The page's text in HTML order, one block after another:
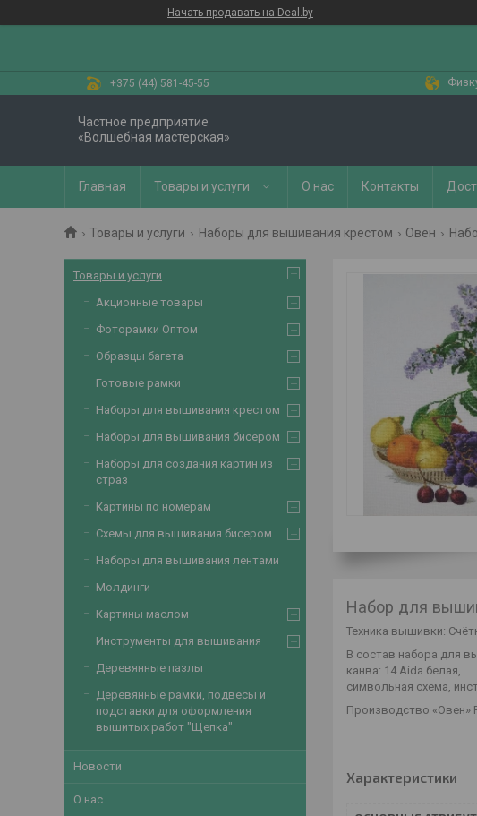
Начать продавать на Deal.by
+375 (44) 581-45-55
Частное предприятие
«Волшебная мастерская»
Главная Товары и услуги О нас Контакты
Товары и услуги Наборы для вышивания крестом Овен
Набор для
Техника вышивки:
В состав набора для
канва: 14 Aida белая,
символьная схема,
Производство «Овен»
Характеристики
Товары и услуги
Акционные товары
Фоторамки Оптом
Образцы багета
Готовые рамки
Наборы для вышивания крестом
Наборы для вышивания бисером
Наборы для создания картин из
страз
Картины по номерам
Схемы для вышивания бисером
Наборы для вышивания лентами
Молдинги
Картины маслом
Инструменты для вышивания
Деревянные пазлы
Деревянные рамки, подвесы и
подставки для оформления
вышитых работ "Щепка"
Новости
О нас